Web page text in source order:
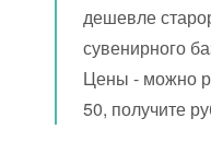
дешевле
сувенирного
Цены - можно
50, получите